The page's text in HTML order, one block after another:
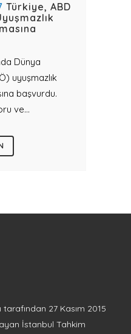
Türkiye, ABD
Dünya
uyuşmazlık
başvurdu.
ve...
27 Kasım 2015
İstanbul Tahkim